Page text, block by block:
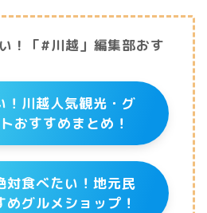
！「#川越」編集部おす
！川越人気観光・グ
おすすめまとめ！
対食べたい！地元民
めグルメショップ！